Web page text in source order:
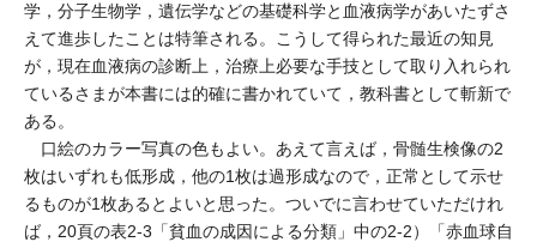
学，分子生物学，遺伝学などの基礎科学と血液病学があいたずさ
えて進歩したことは特筆される。こうして得られた最近の知見
が，現在血液病の診断上，治療上必要な手技として取り入れられ
ているさまが本書には的確に書かれていて，教科書として斬新で
ある。
口絵のカラー写真の色もよい。あえて言えば，骨髄生検像の2
枚はいずれも低形成，他の1枚は過形成なので，正常として示せ
るものが1枚あるとよいと思った。ついでに言わせていただけれ
ば，20頁の表2-3「貧血の成因による分類」中の2-2）「赤血球自